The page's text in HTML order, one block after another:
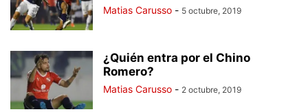
Matias Carusso - 5 octubre, 2019
¿Quién entra por el Chino
Romero?
Matias Carusso - 2 octubre, 2019